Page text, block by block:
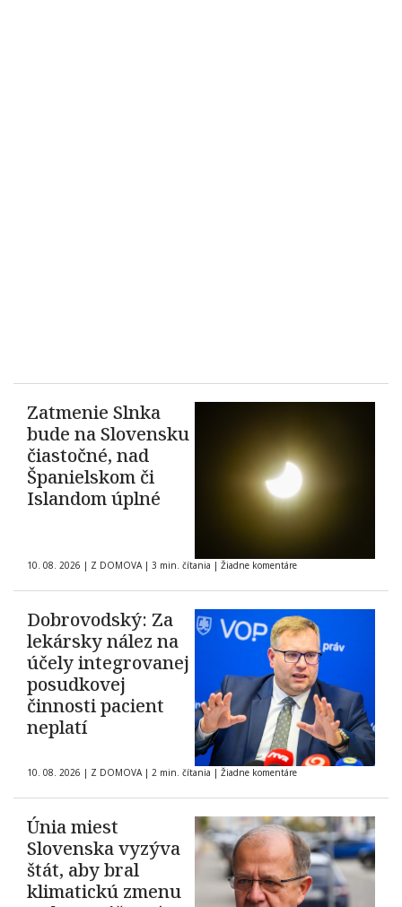
Zatmenie Slnka
bude na Slovensku
čiastočné, nad
Španielskom či
Islandom úplné
10. 08. 2026 | Z DOMOVA | 3 min. čítania | Žiadne komentáre
Dobrovodský: Za
lekársky nález na
účely integrovanej
posudkovej
činnosti pacient
neplatí
10. 08. 2026 | Z DOMOVA | 2 min. čítania | Žiadne komentáre
Únia miest
Slovenska vyzýva
štát, aby bral
klimatickú zmenu